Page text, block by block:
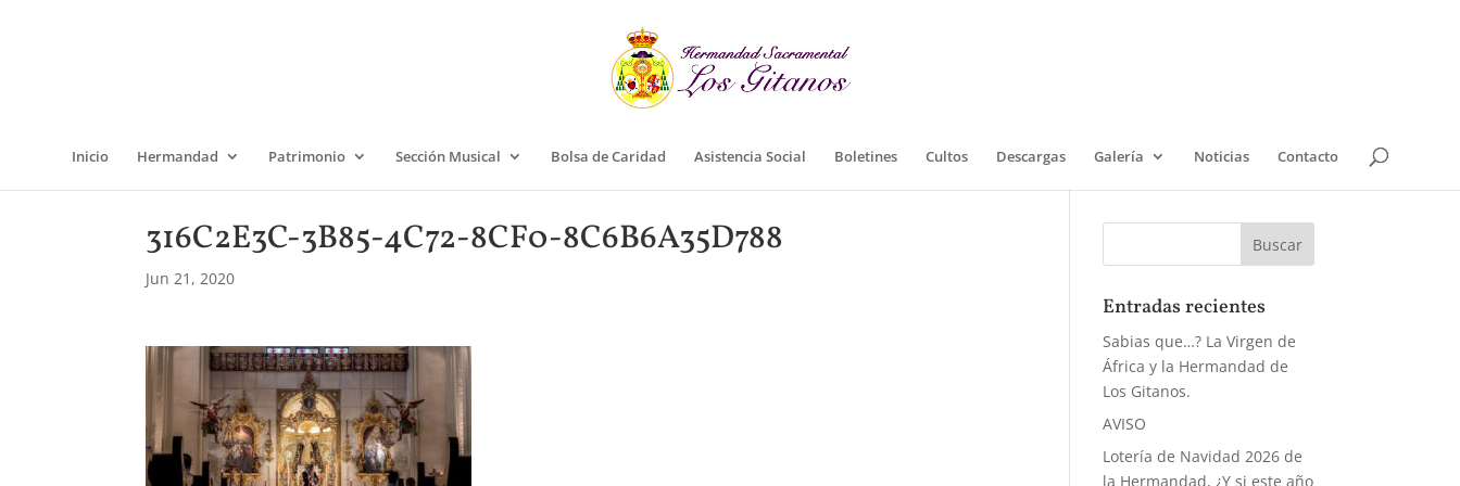
Inicio Hermandad Patrimonio Sección Musical Bolsa de Caridad Asistencia Social Boletines Cultos Descargas Galería Noticias Contacto
316C2E3C-3B85-4C72-8CF0-8C6B6A35D788
Jun 21, 2020
Entradas recientes
Sabias que…? La Virgen de
África y la Hermandad de
Los Gitanos.
AVISO
Lotería de Navidad 2026 de
la Hermandad, ¿Y si este año